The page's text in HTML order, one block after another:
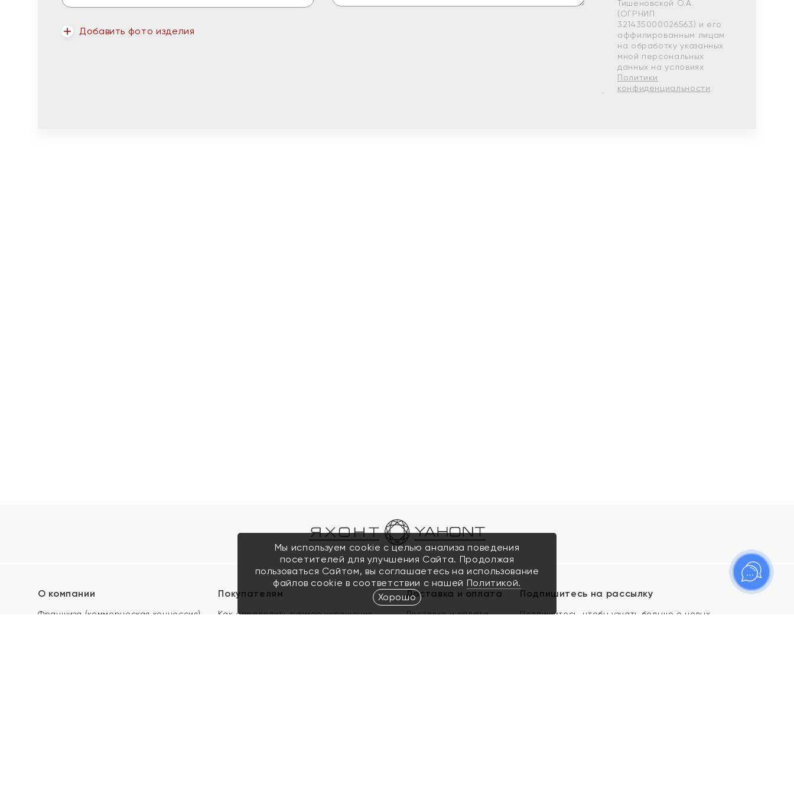
Добавить фото изделия
Тишеновской О.А.
(ОГРНИП
321435000026563) и его
аффилированным лицам
на обработку указанных
мной персональных
данных на условиях
Политики
конфиденциальности
О компании
Франшиза (коммерческая концессия)
Покупателям
Как определить размер украшения
Доставка и оплата
Доставка и оплата
Подпишитесь на рассылку
Подпишитесь, чтобы узнать больше о новых
Мы используем cookie с целью анализа поведения
посетителей для улучшения Сайта. Продолжая
пользоваться Сайтом, вы соглашаетесь на использование
файлов cookie в соответствии с нашей Политикой.
Хорошо